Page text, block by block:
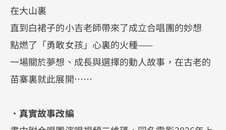
在大山裏
直到白裙子的小吉老師帶來了成立合唱團的妙想
點燃了「勇敢女孩」心裏的火種——
一場關於夢想、成長與選擇的動人故事，在古老的
苗寨裏就此展開……
• 真實故事改編